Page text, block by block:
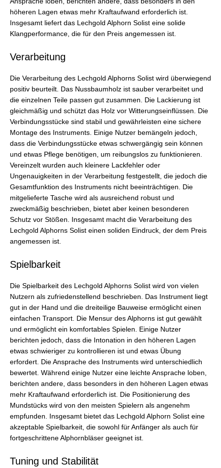
höheren Lagen etwas mehr Kraftaufwand erforderlich ist.
Insgesamt liefert das Lechgold Alphorn Solist eine solide
Klangperformance, die für den Preis angemessen ist.
Verarbeitung
Die Verarbeitung des Lechgold Alphorns Solist wird überwiegend
positiv beurteilt. Das Nussbaumholz ist sauber verarbeitet und
die einzelnen Teile passen gut zusammen. Die Lackierung ist
gleichmäßig und schützt das Holz vor Witterungseinflüssen. Die
Verbindungsstücke sind stabil und gewährleisten eine sichere
Montage des Instruments. Einige Nutzer bemängeln jedoch,
dass die Verbindungsstücke etwas schwergängig sein können
und etwas Pflege benötigen, um reibungslos zu funktionieren.
Vereinzelt wurden auch kleinere Lackfehler oder
Ungenauigkeiten in der Verarbeitung festgestellt, die jedoch die
Gesamtfunktion des Instruments nicht beeinträchtigen. Die
mitgelieferte Tasche wird als ausreichend robust und
zweckmäßig beschrieben, bietet aber keinen besonderen
Schutz vor Stößen. Insgesamt macht die Verarbeitung des
Lechgold Alphorns Solist einen soliden Eindruck, der dem Preis
angemessen ist.
Spielbarkeit
Die Spielbarkeit des Lechgold Alphorns Solist wird von vielen
Nutzern als zufriedenstellend beschrieben. Das Instrument liegt
gut in der Hand und die dreiteilige Bauweise ermöglicht einen
einfachen Transport. Die Mensur des Alphorns ist gut gewählt
und ermöglicht ein komfortables Spielen. Einige Nutzer
berichten jedoch, dass die Intonation in den höheren Lagen
etwas schwieriger zu kontrollieren ist und etwas Übung
erfordert. Die Ansprache des Instruments wird unterschiedlich
bewertet. Während einige Nutzer eine leichte Ansprache loben,
berichten andere, dass besonders in den höheren Lagen etwas
mehr Kraftaufwand erforderlich ist. Die Positionierung des
Mundstücks wird von den meisten Spielern als angenehm
empfunden. Insgesamt bietet das Lechgold Alphorn Solist eine
akzeptable Spielbarkeit, die sowohl für Anfänger als auch für
fortgeschrittene Alphornbläser geeignet ist.
Tuning und Stabilität